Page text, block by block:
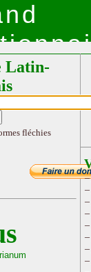
Latin-
fléchies